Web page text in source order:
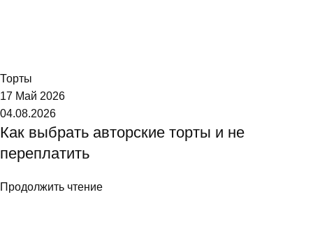
Торты
17 Май 2026
04.08.2026
Как выбрать авторские торты и не
переплатить
Продолжить чтение